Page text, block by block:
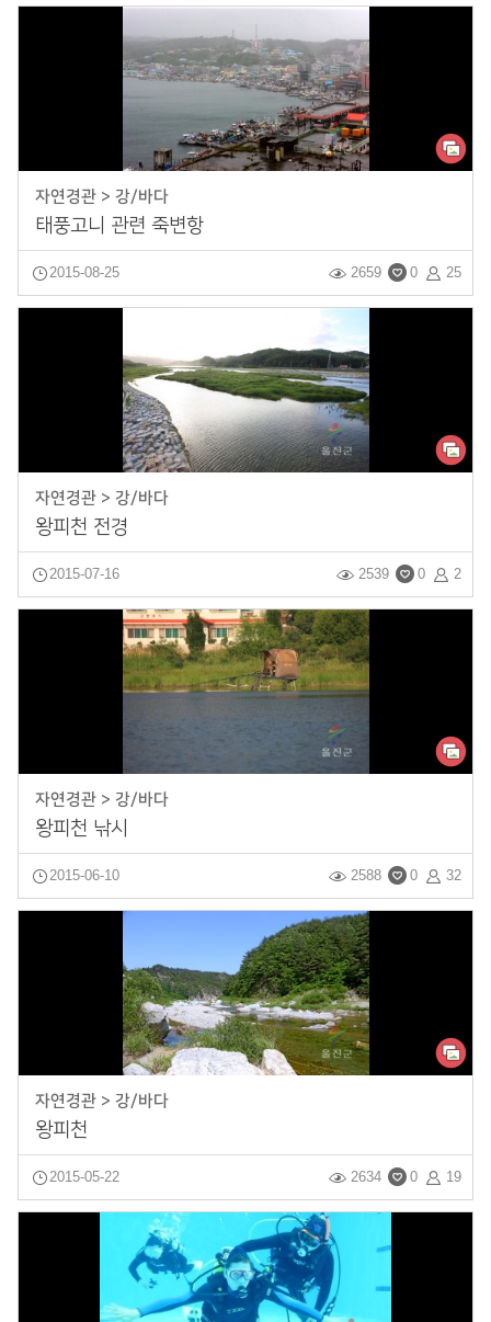
자연경관 > 강/바다
태풍고니 관련 죽변항
2015-08-25 25
0
2659
자연경관 > 강/바다
왕피천 전경
2015-07-16 2
0
2539
자연경관 > 강/바다
왕피천 낚시
2015-06-10 32
0
2588
자연경관 > 강/바다
왕피천
2015-05-22 19
0
2634